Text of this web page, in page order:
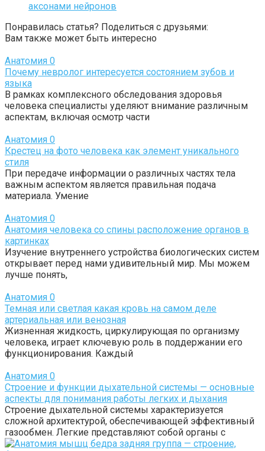
аксонами нейронов
Понравилась статья? Поделиться с друзьями:
Вам также может быть интересно
Анатомия 0
Почему невролог интересуется состоянием зубов и
языка
В рамках комплексного обследования здоровья
человека специалисты уделяют внимание различным
аспектам, включая осмотр части
Анатомия 0
Крестец на фото человека как элемент уникального
стиля
При передаче информации о различных частях тела
важным аспектом является правильная подача
материала. Умение
Анатомия 0
Анатомия человека со спины расположение органов в
картинках
Изучение внутреннего устройства биологических систем
открывает перед нами удивительный мир. Мы можем
лучше понять,
Анатомия 0
Темная или светлая какая кровь на самом деле
артериальная или венозная
Жизненная жидкость, циркулирующая по организму
человека, играет ключевую роль в поддержании его
функционирования. Каждый
Анатомия 0
Строение и функции дыхательной системы — основные
аспекты для понимания работы легких и дыхания
Строение дыхательной системы характеризуется
сложной архитектурой, обеспечивающей эффективный
газообмен. Легкие представляют собой органы с